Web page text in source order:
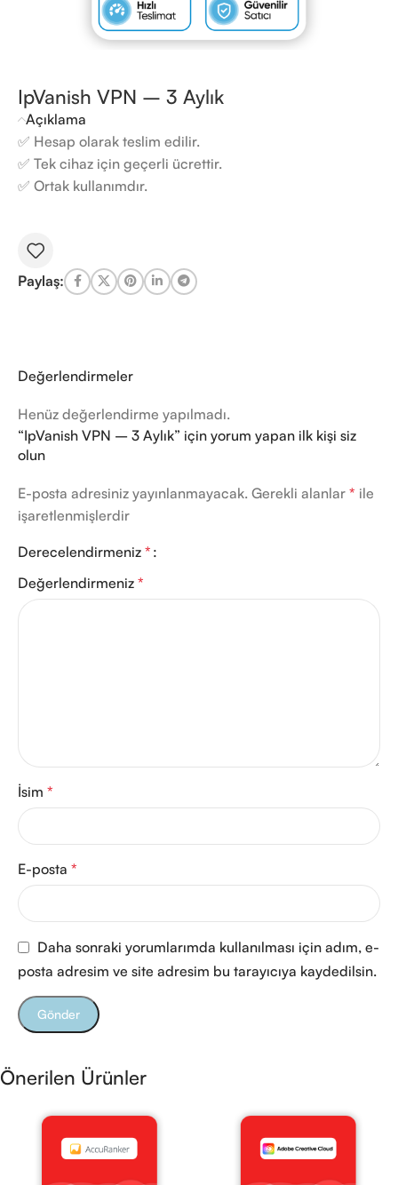
IpVanish VPN – 3 Aylık
Açıklama
✅ Hesap olarak teslim edilir.
✅ Tek cihaz için geçerli ücrettir.
✅ Ortak kullanımdır.
Paylaş:
Değerlendirmeler
Henüz değerlendirme yapılmadı.
“IpVanish VPN – 3 Aylık” için yorum yapan ilk kişi siz
olun
E-posta adresiniz yayınlanmayacak. Gerekli alanlar * ile
işaretlenmişlerdir
Derecelendirmeniz *
Değerlendirmeniz *
İsim *
E-posta *
Daha sonraki yorumlarımda kullanılması için adım, e-
posta adresim ve site adresim bu tarayıcıya kaydedilsin.
Önerilen Ürünler